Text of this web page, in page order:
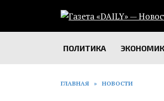
содержанию
ПОЛИТИКА
ГЛАВНАЯ » НОВОСТИ